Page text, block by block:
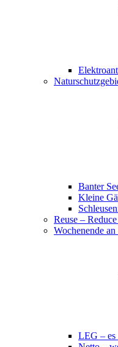
Banter
Kleine
Reuse –
Wochenende
LEG –